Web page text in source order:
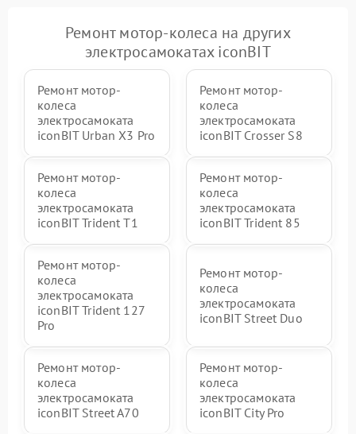
Ремонт мотор-колеса на других
электросамокатах iconBIT
Ремонт мотор-
колеса
электросамоката
iconBIT Urban X3 Pro
Ремонт мотор-
колеса
электросамоката
iconBIT Crosser S8
Ремонт мотор-
колеса
электросамоката
iconBIT Trident T1
Ремонт мотор-
колеса
электросамоката
iconBIT Trident 85
Ремонт мотор-
колеса
электросамоката
iconBIT Trident 127
Pro
Ремонт мотор-
колеса
электросамоката
iconBIT Street Duo
Ремонт мотор-
колеса
электросамоката
iconBIT Street A70
Ремонт мотор-
колеса
электросамоката
iconBIT City Pro